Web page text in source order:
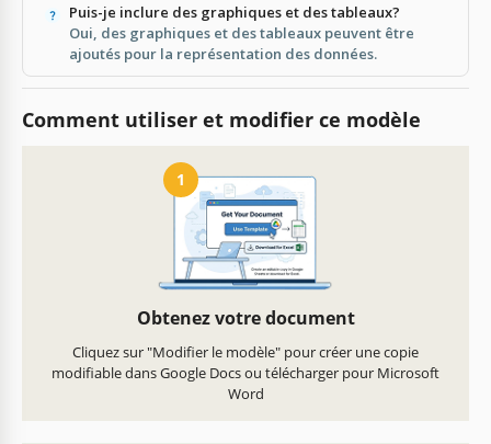
Puis-je inclure des graphiques et des tableaux?
Oui, des graphiques et des tableaux peuvent être
ajoutés pour la représentation des données.
Comment utiliser et modifier ce modèle
1
Obtenez votre document
Cliquez sur "Modifier le modèle" pour créer une copie
modifiable dans Google Docs ou télécharger pour Microsoft
Word